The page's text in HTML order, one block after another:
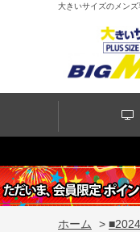
大きいサイズのメン
ホーム >